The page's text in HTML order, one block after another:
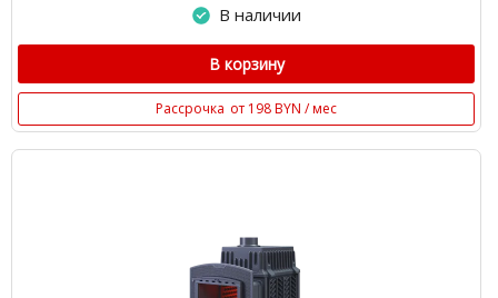
В наличии
В корзину
Рассрочка от 198 BYN / мес